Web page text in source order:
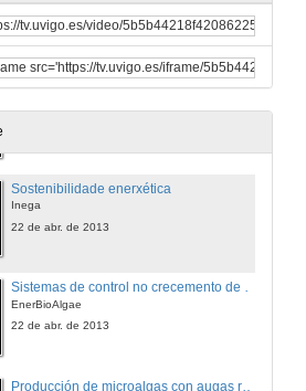
Método Estudios Consultores
22 de abr. de 2013
Cara un cambio de paradigma no tratamento de augas residuais
Sostenibilidade enerxética
Inega
22 de abr. de 2013
Sistemas de control no crecemento de microalgas
EnerBioAlgae
22 de abr. de 2013